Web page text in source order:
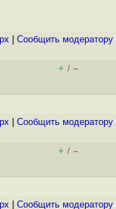
Cообщить модератору
+ / –
Cообщить модератору
+ / –
Cообщить модератору